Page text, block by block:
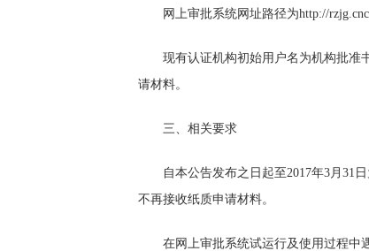
网上审批系统网址路径为http://
现有认证机构初始用户名为机构批准
请材料。
三、相关要求
自本公告发布之日起至2017年3月31
不再接收纸质申请材料。
在网上审批系统试运行及使用过程中